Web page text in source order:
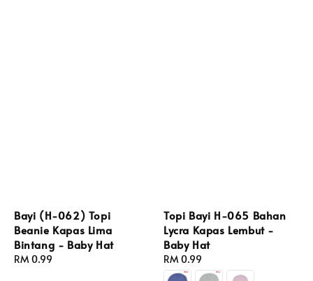
Bayi (H-062) Topi
Beanie Kapas Lima
Bintang - Baby Hat
Regular
RM 0.99
Topi Bayi H-065 Bahan
Lycra Kapas Lembut -
Baby Hat
Regular
price
RM 0.99